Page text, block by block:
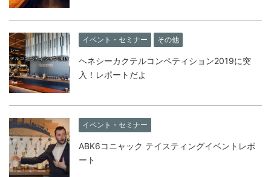
イベント・セミナー その他
ヘネシーカクテルコンペティション2019に突
入！レポートだよ
イベント・セミナー
ABK6コニャック テイスティングイベントレポ
ート